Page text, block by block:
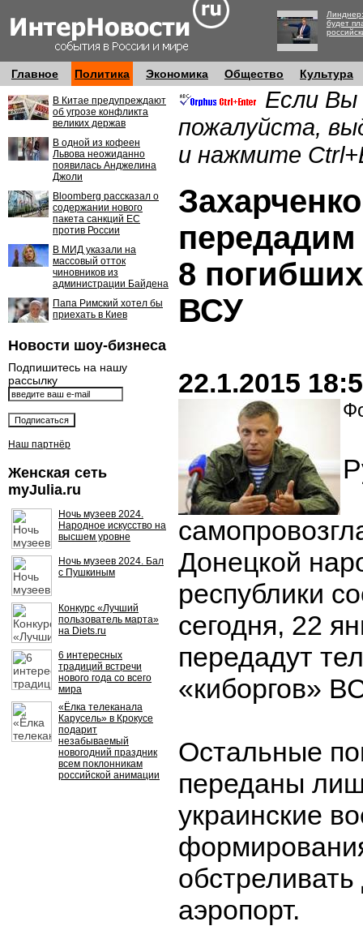
будет
Главное Политика Экономика Общество Культура
В Китае предупреждают
об угрозе конфликта
великих держав
В одной из кофеен
Львова неожиданно
появилась Анджелина
Джоли
Bloomberg рассказал о
содержании нового
пакета санкций ЕС
против России
В МИД указали на
массовый отток
чиновников из
администрации Байдена
Папа Римский хотел бы
приехать в Киев
Новости шоу-бизнеса
Подпишитесь на нашу
рассылку
Наш партнёр
Женская сеть
myJulia.ru
Ночь музеев 2024.
Народное искусство на
высшем уровне
Ночь музеев 2024. Бал
с Пушкиным
Конкурс «Лучший
пользователь марта»
на Diets.ru
6 интересных
традиций встречи
нового года со всего
мира
«Ёлка телеканала
Карусель» в Крокусе
подарит
незабываемый
новогодний праздник
всем поклонникам
российской анимации
Если Вы
пожалуйста,
и нажмите
передадим
8
ВСУ
22.1.2015
Донецкой
республики
сегодня, 22
передадут
«киборгов»
Остальные
переданы
украинские
аэропорт.